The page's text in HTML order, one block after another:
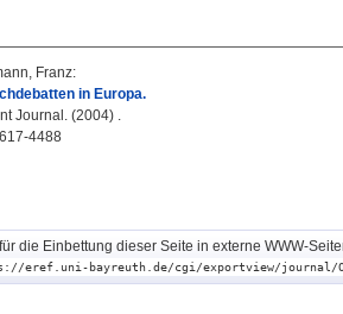
Franz:
in Europa.
Journal. (2004) .
4488
die Einbettung dieser Seite in externe WWW-
eref.uni-bayreuth.de/cgi/exportview/journal/